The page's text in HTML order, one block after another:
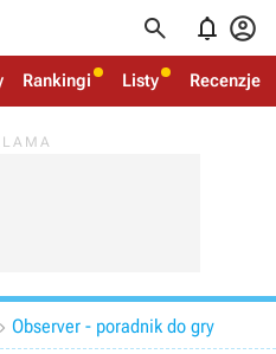
  
Rankingi Listy Recenzje
 Observer - poradnik do gry